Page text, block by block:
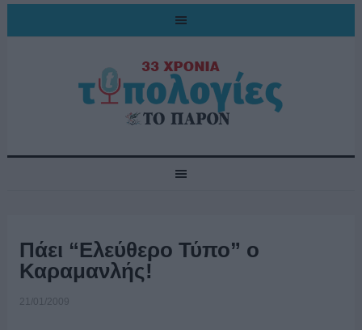
Πάει “Ελεύθερο Τύπο” ο
Καραμανλής!
21/01/2009